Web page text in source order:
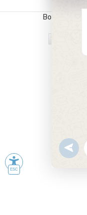
Boostoday
undefined